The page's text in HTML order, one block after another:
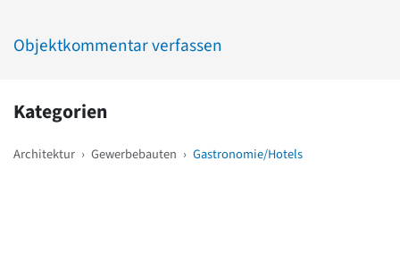
Objektkommentar verfassen
Kategorien
Architektur › Gewerbebauten › Gastronomie/Hotels